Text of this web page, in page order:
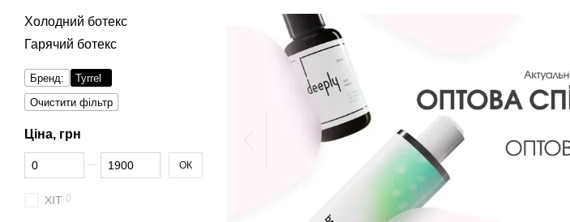
Холодний ботекс
Гарячий ботекс
Бренд:
Tyrrel
Очистити фільтр
Ціна, грн
Від Ціна, грн
До Ціна, грн ОК
ХІТ 0